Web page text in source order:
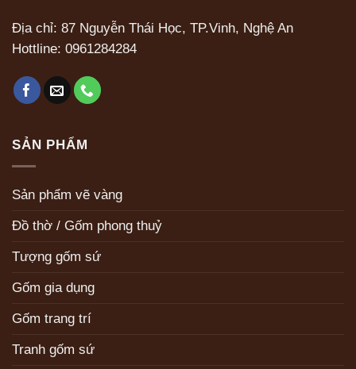
Địa chỉ: 87 Nguyễn Thái Học, TP.Vinh, Nghệ An
Hottline: 0961284284
SẢN PHẨM
Sản phẩm vẽ vàng
Đồ thờ / Gốm phong thuỷ
Tượng gốm sứ
Gốm gia dụng
Gốm trang trí
Tranh gốm sứ